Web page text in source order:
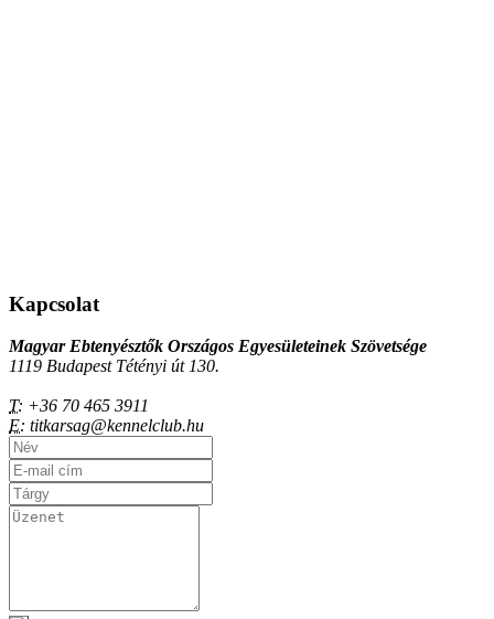
Kapcsolat
Magyar Ebtenyésztők Országos Egyesületeinek Szövetsége
1119 Budapest Tétényi út 130.
T: +36 70 465 3911
E: titkarsag@kennelclub.hu